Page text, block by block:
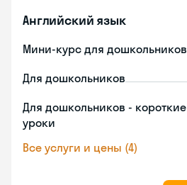
Английский язык
Мини-курс для дошкольников
Для дошкольников
Для дошкольников - короткие
уроки
Все услуги и цены (4)